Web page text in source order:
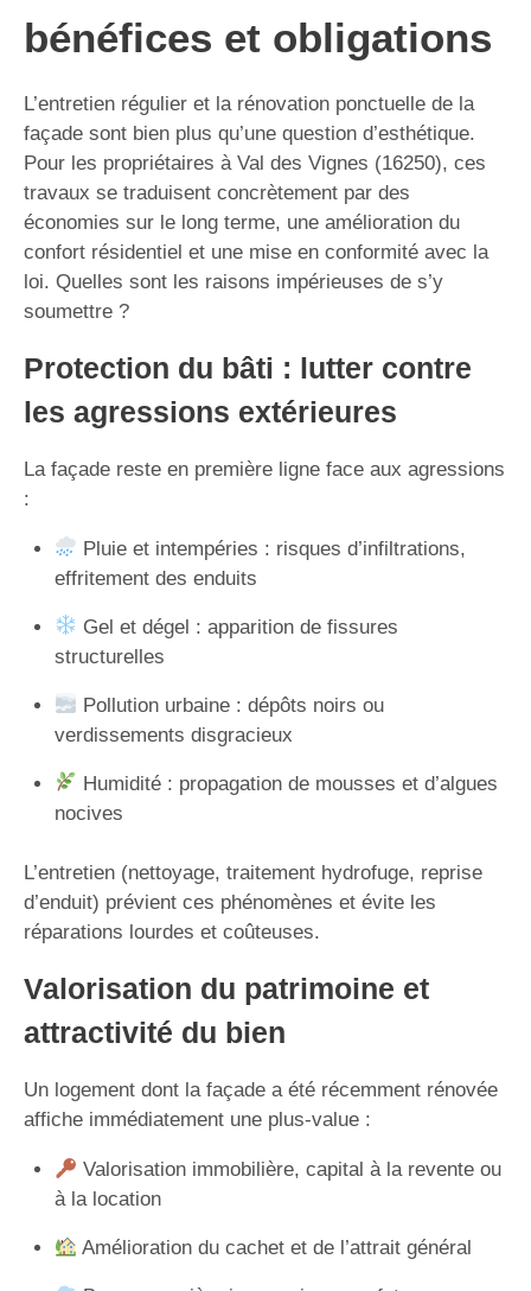
bénéfices et obligations
L’entretien régulier et la rénovation ponctuelle de la
façade sont bien plus qu’une question d’esthétique.
Pour les propriétaires à Val des Vignes (16250), ces
travaux se traduisent concrètement par des
économies sur le long terme, une amélioration du
confort résidentiel et une mise en conformité avec la
loi. Quelles sont les raisons impérieuses de s’y
soumettre ?
Protection du bâti : lutter contre
les agressions extérieures
La façade reste en première ligne face aux agressions
:
Pluie et intempéries : risques d’infiltrations,
effritement des enduits
Gel et dégel : apparition de fissures
structurelles
Pollution urbaine : dépôts noirs ou
verdissements disgracieux
Humidité : propagation de mousses et d’algues
nocives
L’entretien (nettoyage, traitement hydrofuge, reprise
d’enduit) prévient ces phénomènes et évite les
réparations lourdes et coûteuses.
Valorisation du patrimoine et
attractivité du bien
Un logement dont la façade a été récemment rénovée
affiche immédiatement une plus-value :
Valorisation immobilière, capital à la revente ou
à la location
Amélioration du cachet et de l’attrait général